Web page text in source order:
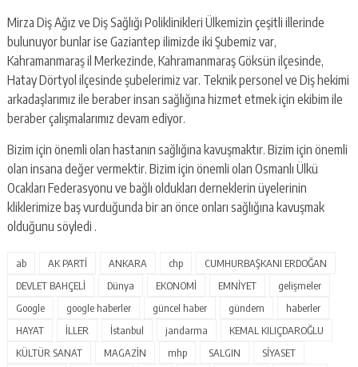
Mirza Diş Ağız ve Diş Sağlığı Poliklinikleri Ülkemizin çeşitli illerinde
bulunuyor bunlar ise Gaziantep ilimizde iki Şubemiz var,
Kahramanmaraş il Merkezinde, Kahramanmaraş Göksün ilçesinde,
Hatay Dörtyol ilçesinde şubelerimiz var. Teknik personel ve Diş hekimi
arkadaşlarımız ile beraber insan sağlığına hizmet etmek için ekibim ile
beraber çalışmalarımız devam ediyor.
Bizim için önemli olan hastanın sağlığına kavuşmaktır. Bizim için önemli
olan insana değer vermektir. Bizim için önemli olan Osmanlı Ülkü
Ocakları Federasyonu ve bağlı oldukları derneklerin üyelerinin
kliklerimize baş vurduğunda bir an önce onları sağlığına kavuşmak
olduğunu söyledi .
ab AK PARTİ ANKARA chp
CUMHURBAŞKANI ERDOĞAN
DEVLET BAHÇELİ
Dünya EKONOMİ EMNİYET
gelişmeler
Google
google haberler güncel haber gündem
haberler
HAYAT
İLLER İstanbul jandarma
KEMAL KILIÇDAROĞLU
KÜLTÜR SANAT
MAGAZİN mhp SALGIN
SİYASET